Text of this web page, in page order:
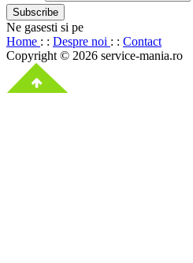
Ne gasesti si pe
Home : : Despre noi : : Contact
Copyright © 2026 service-mania.ro